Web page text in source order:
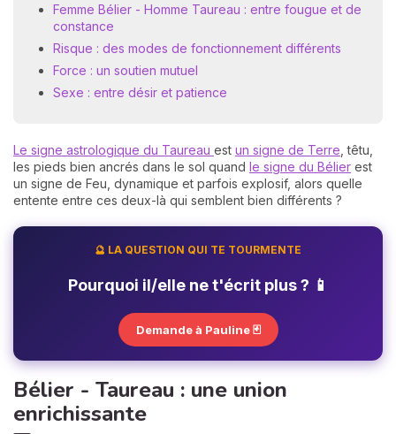
Femme Bélier - Homme Taureau : entre fougue et de
constance
Risque : des modes de fonctionnement différents
Force : un soutien mutuel
Sexe : entre désir et patience
Le signe astrologique du Taureau est un signe de Terre , têtu,
les pieds bien ancrés dans le sol quand le signe du Bélier est
un signe de Feu, dynamique et parfois explosif, alors quelle
entente entre ces deux-là qui semblent bien différents ?
🔮 LA QUESTION QUI TE TOURMENTE
Pourquoi il/elle ne t'écrit plus ? 📱
Demande à Pauline 🃏
Bélier - Taureau : une union
enrichissante